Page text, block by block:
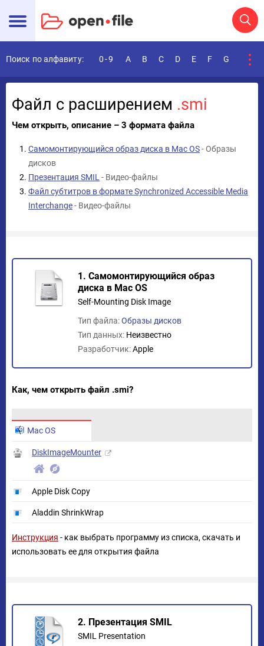
Поиск по алфавиту: 0-9 A B C D E F G
Файл с расширением .smi
Чем открыть, описание – 3 формата файла
Самомонтирующийся образ диска в Mac OS- Образы
дисков
Презентация SMIL - Видео-файлы
Файл субтитров в формате Synchronized Accessible Media
Interchange- Видео-файлы
1. Самомонтирующийся образ
диска в Mac OS
Self-Mounting Disk Image
Тип файла:Образы дисков
Тип данных: Неизвестно
Разработчик:Apple
Как, чем открыть файл .smi?
Mac OS
DiskImageMounter
Apple Disk Copy
Aladdin ShrinkWrap
Инструкция - как выбрать программу из списка, скачать и
использовать ее для открытия файла
2. Презентация SMIL
SMIL Presentation